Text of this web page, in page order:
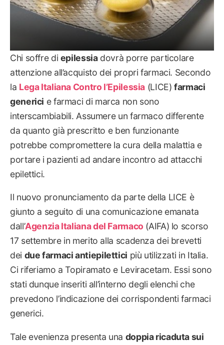
Chi soffre di epilessiadovrà porre particolare
attenzione all’acquisto dei propri farmaci. Secondo
la Lega Italiana Contro l’Epilessia (LICE)farmaci
generici e farmaci di marca non sono
interscambiabili. Assumere un farmaco differente
da quanto già prescritto e ben funzionante
potrebbe compromettere la cura della malattia e
portare i pazienti ad andare incontro ad attacchi
epilettici.
Il nuovo pronunciamento da parte della LICE è
giunto a seguito di una comunicazione emanata
dall’Agenzia Italiana del Farmaco (AIFA) lo scorso
17 settembre in merito alla scadenza dei brevetti
dei due farmaci antiepilettici più utilizzati in Italia.
Ci riferiamo a Topiramato e Leviracetam. Essi sono
stati dunque inseriti all’interno degli elenchi che
prevedono l’indicazione dei corrispondenti farmaci
generici.
Tale evenienza presenta una doppia ricaduta sui